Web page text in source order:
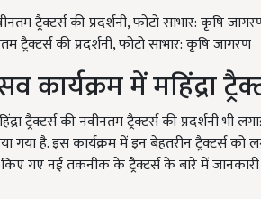
ट्रैक्टर्स की प्रदर्शनी, फोटो साभार: कृषि जागरण
कार्यक्रम में महिंद्रा
ट्रैक्टर्स की नवीनतम ट्रैक्टर्स की प्रदर्शनी भी
गया है. इस कार्यक्रम में इन बेहतरीन ट्रैक्टर्स को
किए गए नई तकनीक के ट्रैक्टर्स के बारे में